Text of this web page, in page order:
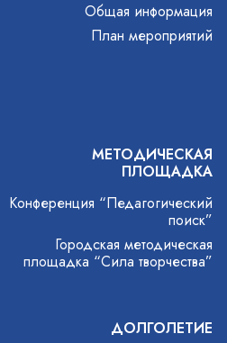
Общая информация
План мероприятий
МЕТОДИЧЕСКАЯ
ПЛОЩАДКА
Конференция “Педагогический
поиск”
Городская методическая
площадка “Сила творчества”
ДОЛГОЛЕТИЕ